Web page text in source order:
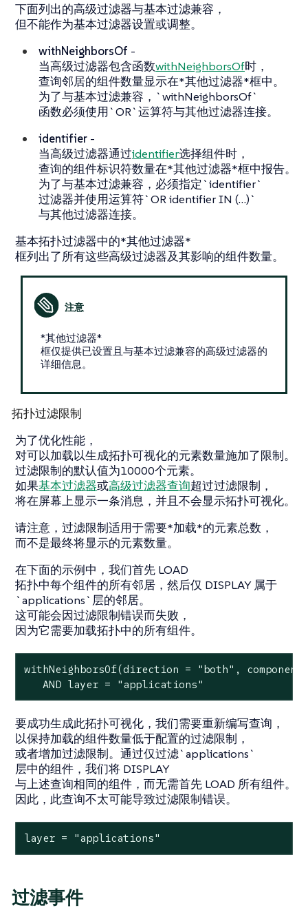
下面列出的高级过滤器与基本过滤兼容，
但不能作为基本过滤器设置或调整。
withNeighborsOf -
当高级过滤器包含函数withNeighborsOf时，
查询邻居的组件数量显示在*其他过滤器*框中。
为了与基本过滤兼容，`withNeighborsOf`
函数必须使用`OR`运算符与其他过滤器连接。
identifier -
当高级过滤器通过identifier选择组件时，
查询的组件标识符数量在*其他过滤器*框中报告。
为了与基本过滤兼容，必须指定`identifier`
过滤器并使用运算符`OR identifier IN (…​)`
与其他过滤器连接。
基本拓扑过滤器中的*其他过滤器*
框列出了所有这些高级过滤器及其影响的组件数量。
*其他过滤器*
框仅提供已设置且与基本过滤兼容的高级过滤器的
详细信息。
拓扑过滤限制
为了优化性能，
对可以加载以生成拓扑可视化的元素数量施加了限制。
过滤限制的默认值为10000个元素。
如果基本过滤器或高级过滤器查询超过过滤限制，
将在屏幕上显示一条消息，并且不会显示拓扑可视化。
请注意，过滤限制适用于需要*加载*的元素总数，
而不是最终将显示的元素数量。
在下面的示例中，我们首先 LOAD
拓扑中每个组件的所有邻居，然后仅 DISPLAY 属于
`applications`层的邻居。
这可能会因过滤限制错误而失败，
因为它需要加载拓扑中的所有组件。
withNeighborsOf(direction = "both",
   AND layer = "applications"
要成功生成此拓扑可视化，我们需要重新编写查询，
以保持加载的组件数量低于配置的过滤限制，
或者增加过滤限制。通过仅过滤`applications`
层中的组件，我们将 DISPLAY
与上述查询相同的组件，而无需首先 LOAD 所有组件。
因此，此查询不太可能导致过滤限制错误。
layer = "applications"
过滤事件